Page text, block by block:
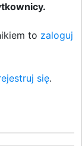
to zaloguj
się.